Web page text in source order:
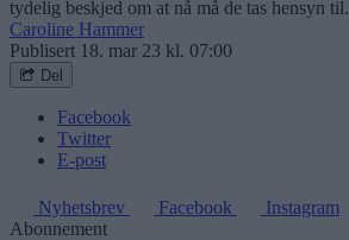
tydelig beskjed om at nå må de tas hensyn til.
Caroline Hammer
Publisert 18. mar 23 kl. 07:00
Del
Facebook
Twitter
E-post
Nyhetsbrev Facebook
Instagram
Abonnement